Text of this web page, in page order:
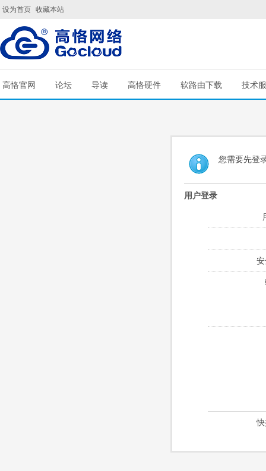
设为首页 收藏本站
高恪官网 论坛 导读 高恪硬件 软路由下载 技术
您需要先登
用户登录